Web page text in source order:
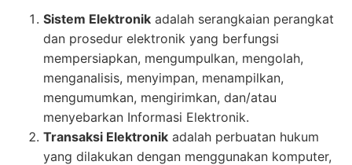
Sistem Elektronik adalah serangkaian perangkat
dan prosedur elektronik yang berfungsi
mempersiapkan, mengumpulkan, mengolah,
menganalisis, menyimpan, menampilkan,
mengumumkan, mengirimkan, dan/atau
menyebarkan Informasi Elektronik.
Transaksi Elektronik adalah perbuatan hukum
yang dilakukan dengan menggunakan komputer,